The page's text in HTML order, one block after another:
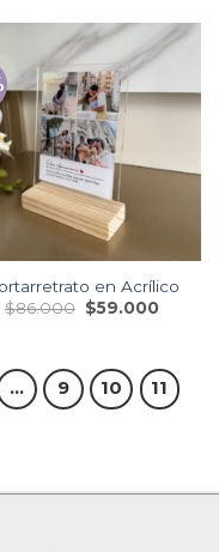
en Acrílico
$86.000 $59.000
… 9 10 11